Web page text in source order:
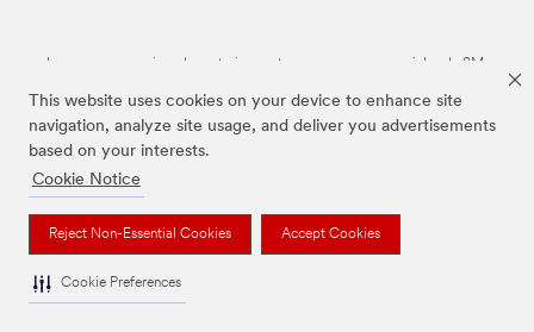
This website uses cookies on your device to enhance site
navigation, analyze site usage, and deliver you advertisements
based on your interests.
Cookie Notice
Reject Non-Essential Cookies Accept Cookies
Cookie Preferences
Las marcas mencionadas anteriormente son marcas comerciales de 3M.